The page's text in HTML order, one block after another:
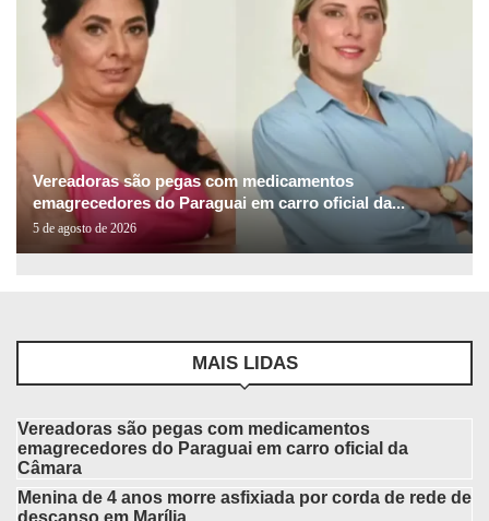
Vereadoras são pegas com medicamentos
emagrecedores do Paraguai em carro oficial da...
5 de agosto de 2026
MAIS LIDAS
Vereadoras são pegas com medicamentos
emagrecedores do Paraguai em carro oficial da
Câmara
Menina de 4 anos morre asfixiada por corda de rede de
descanso em Marília